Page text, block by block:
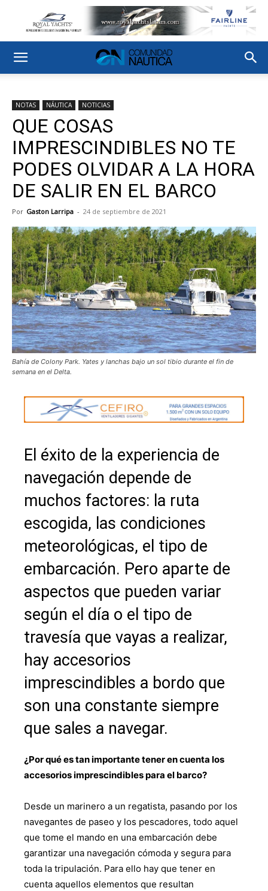
NOTAS NÁUTICA NOTICIAS
QUE COSAS
IMPRESCINDIBLES NO TE
PODES OLVIDAR A LA HORA
DE SALIR EN EL BARCO
Por Gaston Larripa - 24 de septiembre de 2021
Bahía de Colony Park. Yates y lanchas bajo un sol tibio durante el fin de
semana en el Delta.
El éxito de la experiencia de
navegación depende de
muchos factores: la ruta
escogida, las condiciones
meteorológicas, el tipo de
embarcación. Pero aparte de
aspectos que pueden variar
según el día o el tipo de
travesía que vayas a realizar,
hay accesorios
imprescindibles a bordo que
son una constante siempre
que sales a navegar.
¿Por qué es tan importante tener en cuenta los
accesorios imprescindibles para el barco?
Desde un marinero a un regatista, pasando por los
navegantes de paseo y los pescadores, todo aquel
que tome el mando en una embarcación debe
garantizar una navegación cómoda y segura para
toda la tripulación. Para ello hay que tener en
cuenta aquellos elementos que resultan